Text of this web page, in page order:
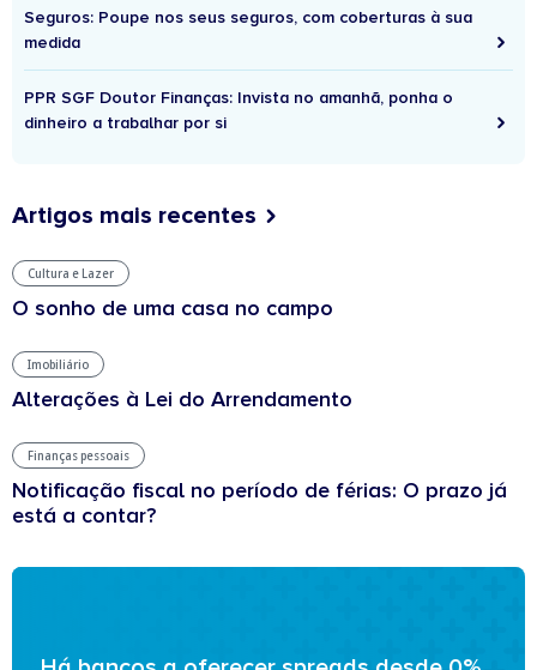
Seguros: Poupe nos seus seguros, com coberturas à sua
medida
PPR SGF Doutor Finanças: Invista no amanhã, ponha o
dinheiro a trabalhar por si
Artigos mais recentes
Cultura e Lazer
O sonho de uma casa no campo
Imobiliário
Alterações à Lei do Arrendamento
Finanças pessoais
Notificação fiscal no período de férias: O prazo já
está a contar?